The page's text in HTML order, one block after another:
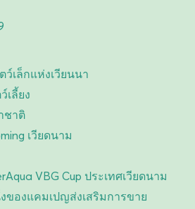
เล็กแห่งเวียนนา
ลี้ยง
ชาติ
เวียดนาม
VBG Cup ประเทศเวียดนาม
ของแคมเปญส่งเสริมการขาย